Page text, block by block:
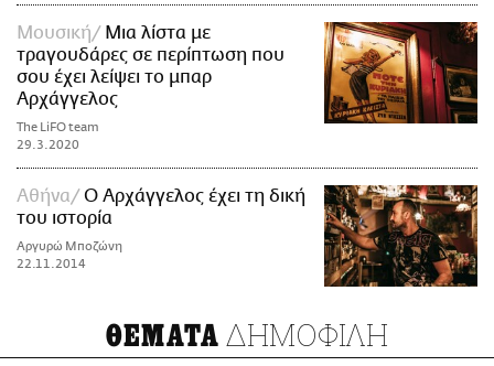
Μουσική
Μια λίστα με
τραγουδάρες σε περίπτωση που
σου έχει λείψει το μπαρ
Αρχάγγελος
The LiFO team
29.3.2020
Αθήνα
Ο Αρχάγγελος έχει τη δική
του ιστορία
Αργυρώ Μποζώνη
22.11.2014
ΘΕΜΑΤΑ ΔΗΜΟΦΙΛΗ